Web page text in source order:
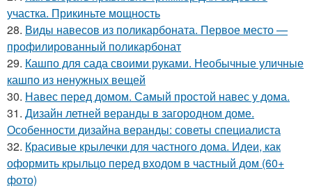
участка. Прикиньте мощность
28. Виды навесов из поликарбоната. Первое место —
профилированный поликарбонат
29. Кашпо для сада своими руками. Необычные уличные
кашпо из ненужных вещей
30. Навес перед домом. Самый простой навес у дома.
31. Дизайн летней веранды в загородном доме.
Особенности дизайна веранды: советы специалиста
32. Красивые крылечки для частного дома. Идеи, как
оформить крыльцо перед входом в частный дом (60+
фото)